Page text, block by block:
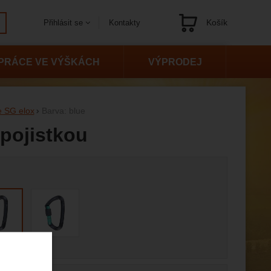
SG elox
PRÁCE VE VÝŠKÁCH VÝPRODEJ
Kontakty
Přihlásit se Košík